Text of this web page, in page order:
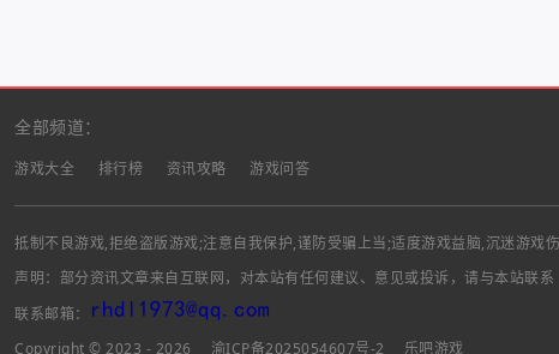
全部频道：
游戏大全 排行榜 资讯攻略 游戏问答
抵制不良游戏,拒绝盗版游戏;注意自我保护,谨防受骗上当;适度游戏益脑,沉迷游戏
声明：部分资讯文章来自互联网，对本站有任何建议、意见或投诉，请与本站联系
联系邮箱：
Copyright © 2023 - 2026
渝ICP备2025054607号-2 乐吧游戏